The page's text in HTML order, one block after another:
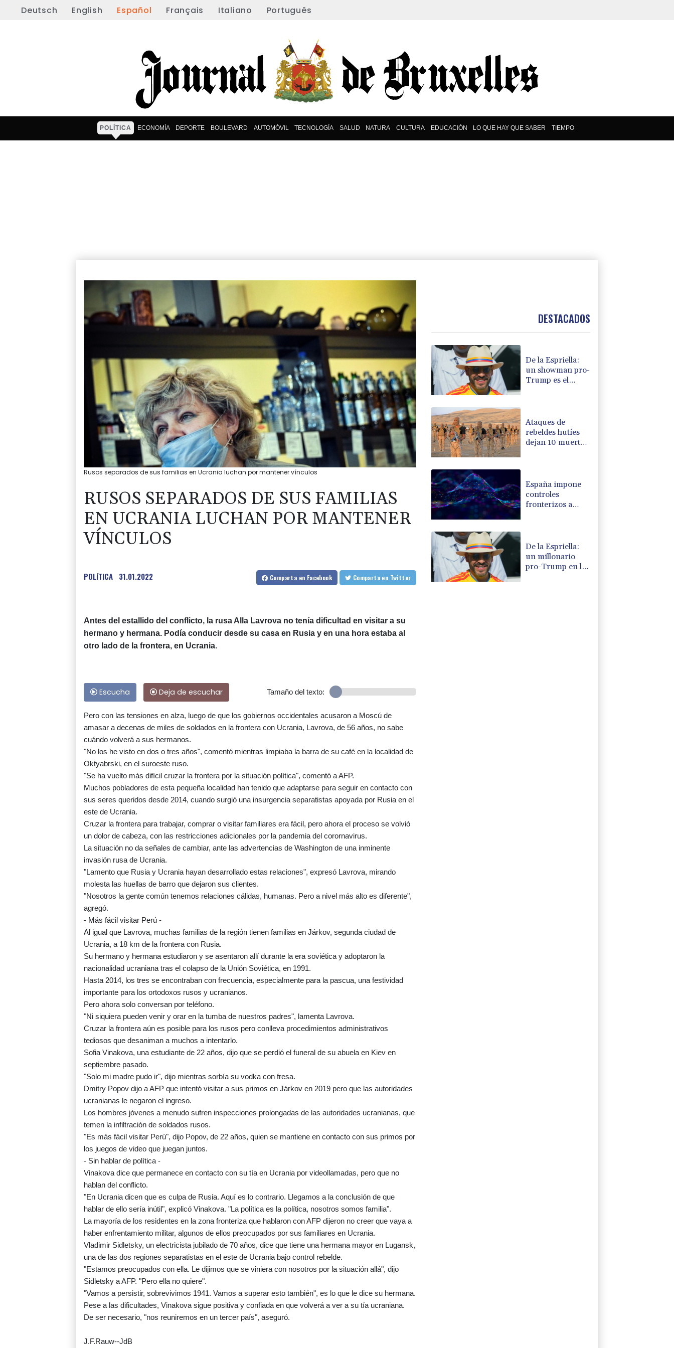
Deutsch English Español Français Italiano Português
POLÍTICA ECONOMÍA DEPORTE BOULEVARD AUTOMÓVIL TECNOLOGÍA SALUD NATURA CULTURA EDUCACIÓN LO QUE HAY QUE SABER TIEMPO
Rusos separados de sus familias en Ucrania luchan por mantener vínculos
RUSOS SEPARADOS DE SUS FAMILIAS
EN UCRANIA LUCHAN POR MANTENER
VÍNCULOS
POLíTICA 31.01.2022 Comparta en Facebook Comparta en Twitter
Antes del estallido del conflicto, la rusa Alla Lavrova no tenía dificultad en visitar a su
hermano y hermana. Podía conducir desde su casa en Rusia y en una hora estaba al
otro lado de la frontera, en Ucrania.
Escucha Deja de escuchar Tamaño del texto:
Pero con las tensiones en alza, luego de que los gobiernos occidentales acusaron a Moscú de
amasar a decenas de miles de soldados en la frontera con Ucrania, Lavrova, de 56 años, no sabe
cuándo volverá a sus hermanos.
"No los he visto en dos o tres años", comentó mientras limpiaba la barra de su café en la localidad de
Oktyabrski, en el suroeste ruso.
"Se ha vuelto más difícil cruzar la frontera por la situación política", comentó a AFP.
Muchos pobladores de esta pequeña localidad han tenido que adaptarse para seguir en contacto con
sus seres queridos desde 2014, cuando surgió una insurgencia separatistas apoyada por Rusia en el
este de Ucrania.
Cruzar la frontera para trabajar, comprar o visitar familiares era fácil, pero ahora el proceso se volvió
un dolor de cabeza, con las restricciones adicionales por la pandemia del corornavirus.
La situación no da señales de cambiar, ante las advertencias de Washington de una inminente
invasión rusa de Ucrania.
"Lamento que Rusia y Ucrania hayan desarrollado estas relaciones", expresó Lavrova, mirando
molesta las huellas de barro que dejaron sus clientes.
"Nosotros la gente común tenemos relaciones cálidas, humanas. Pero a nivel más alto es diferente",
agregó.
- Más fácil visitar Perú -
Al igual que Lavrova, muchas familias de la región tienen familias en Járkov, segunda ciudad de
Ucrania, a 18 km de la frontera con Rusia.
Su hermano y hermana estudiaron y se asentaron allí durante la era soviética y adoptaron la
nacionalidad ucraniana tras el colapso de la Unión Soviética, en 1991.
Hasta 2014, los tres se encontraban con frecuencia, especialmente para la pascua, una festividad
importante para los ortodoxos rusos y ucranianos.
Pero ahora solo conversan por teléfono.
"Ni siquiera pueden venir y orar en la tumba de nuestros padres", lamenta Lavrova.
Cruzar la frontera aún es posible para los rusos pero conlleva procedimientos administrativos
tediosos que desaniman a muchos a intentarlo.
Sofia Vinakova, una estudiante de 22 años, dijo que se perdió el funeral de su abuela en Kiev en
septiembre pasado.
"Solo mi madre pudo ir", dijo mientras sorbía su vodka con fresa.
Dmitry Popov dijo a AFP que intentó visitar a sus primos en Járkov en 2019 pero que las autoridades
ucranianas le negaron el ingreso.
Los hombres jóvenes a menudo sufren inspecciones prolongadas de las autoridades ucranianas, que
temen la infiltración de soldados rusos.
"Es más fácil visitar Perú", dijo Popov, de 22 años, quien se mantiene en contacto con sus primos por
los juegos de video que juegan juntos.
- Sin hablar de política -
Vinakova dice que permanece en contacto con su tía en Ucrania por videollamadas, pero que no
hablan del conflicto.
"En Ucrania dicen que es culpa de Rusia. Aquí es lo contrario. Llegamos a la conclusión de que
hablar de ello sería inútil", explicó Vinakova. "La política es la política, nosotros somos familia".
La mayoría de los residentes en la zona fronteriza que hablaron con AFP dijeron no creer que vaya a
haber enfrentamiento militar, algunos de ellos preocupados por sus familiares en Ucrania.
Vladimir Sidletsky, un electricista jubilado de 70 años, dice que tiene una hermana mayor en Lugansk,
una de las dos regiones separatistas en el este de Ucrania bajo control rebelde.
"Estamos preocupados con ella. Le dijimos que se viniera con nosotros por la situación allá", dijo
Sidletsky a AFP. "Pero ella no quiere".
"Vamos a persistir, sobrevivimos 1941. Vamos a superar esto también", es lo que le dice su hermana.
Pese a las dificultades, Vinakova sigue positiva y confiada en que volverá a ver a su tía ucraniana.
De ser necesario, "nos reuniremos en un tercer país", aseguró.
J.F.Rauw--JdB
DESTACADOS
De la Espriella:
un showman pro-
Trump es el
Ataques de
rebeldes hutíes
dejan 10 muertos
España impone
controles
fronterizos a
De la Espriella:
un millonario
pro-Trump en la